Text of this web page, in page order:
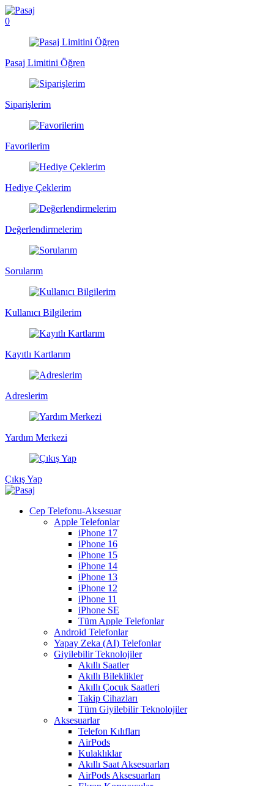
0
Pasaj Limitini Öğren
Siparişlerim
Favorilerim
Hediye Çeklerim
Değerlendirmelerim
Sorularım
Kullanıcı Bilgilerim
Kayıtlı Kartlarım
Adreslerim
Yardım Merkezi
Çıkış Yap
Cep Telefonu-Aksesuar
Apple Telefonlar
iPhone 17
iPhone 16
iPhone 15
iPhone 14
iPhone 13
iPhone 12
iPhone 11
iPhone SE
Tüm Apple Telefonlar
Android Telefonlar
Yapay Zeka (AI) Telefonlar
Giyilebilir Teknolojiler
Akıllı Saatler
Akıllı Bileklikler
Akıllı Çocuk Saatleri
Takip Cihazları
Tüm Giyilebilir Teknolojiler
Aksesuarlar
Telefon Kılıfları
AirPods
Kulaklıklar
Akıllı Saat Aksesuarları
AirPods Aksesuarları